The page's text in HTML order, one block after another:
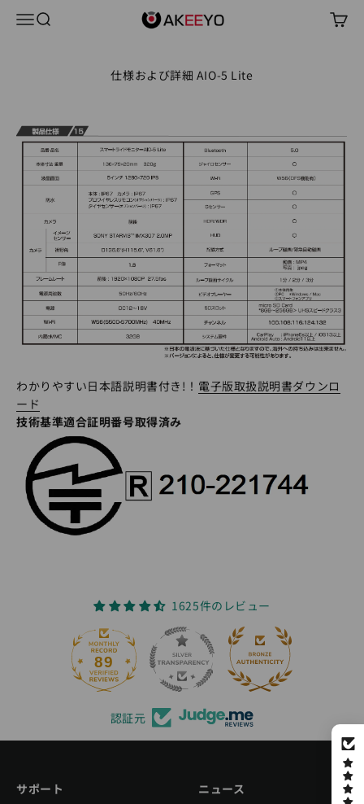
コンテンツへスキップ
メニュー
検索 AKEEYO Japan カート
仕様および詳細 AIO-5 Lite
わかりやすい日本語説明書付き!！ 電子版取扱説明書ダウンロ
ード
技術基準適合証明番号取得済み
1625件のレビュー
89
認証元
サポート
ニュース